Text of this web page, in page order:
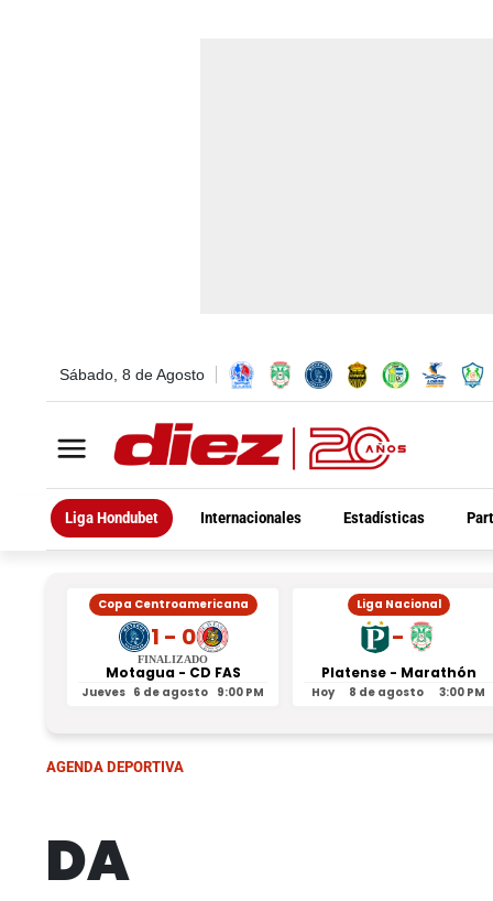
Sábado, 8 de Agosto
Liga Hondubet Internacionales Estadísticas
Copa Centroamericana
1 - 0
FINALIZADO
Motagua - CD FAS
Jueves 6 de agosto 9:00 PM
Liga Nacional
-
Platense - Marathón
Hoy 8 de agosto 3:00 PM
AGENDA DEPORTIVA
DA